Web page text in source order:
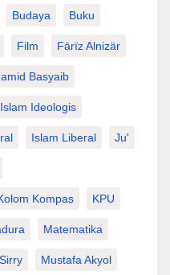
Budaya Buku
Film Fārïz Alnizär
Basyaib
Islam Ideologis
Islam Liberal Ju'
Kompas KPU
Matematika
Mustafa Akyol